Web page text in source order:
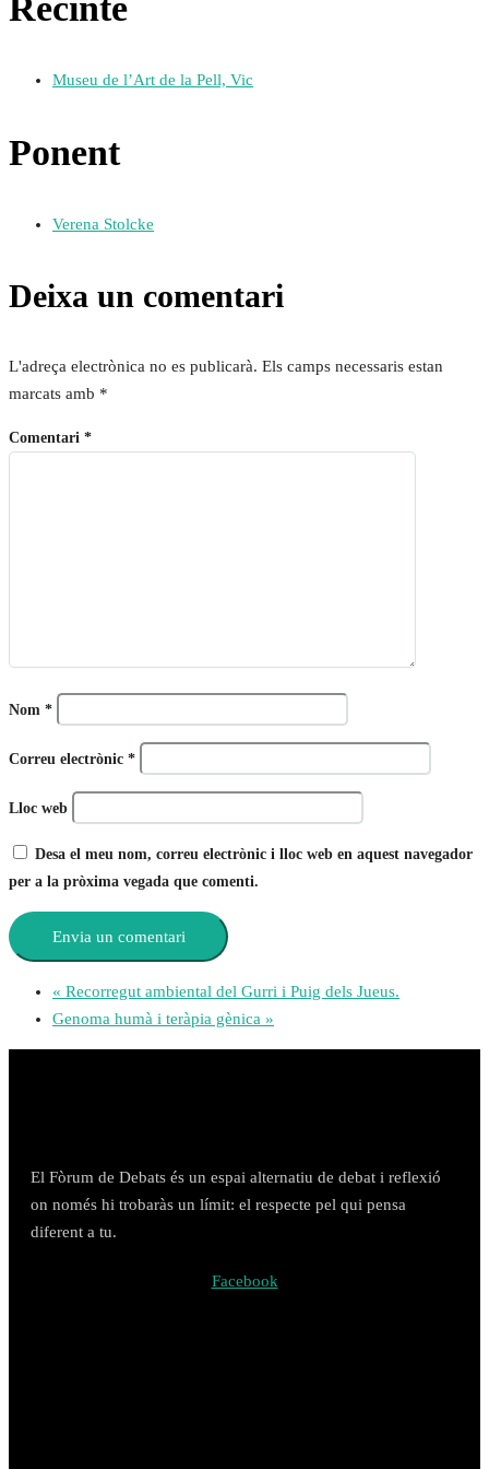
Museu de l’Art de la Pell, Vic
Ponent
Verena Stolcke
Deixa un comentari
L'adreça electrònica no es publicarà. Els camps necessaris estan
marcats amb *
Comentari *
Nom *
Correu electrònic *
Lloc web
Desa el meu nom, correu electrònic i lloc web en aquest navegador
per a la pròxima vegada que comenti.
« Recorregut ambiental del Gurri i Puig dels Jueus.
Genoma humà i teràpia gènica »
El Fòrum de Debats és un espai alternatiu de debat i reflexió
on només hi trobaràs un límit: el respecte pel qui pensa
diferent a tu.
Facebook